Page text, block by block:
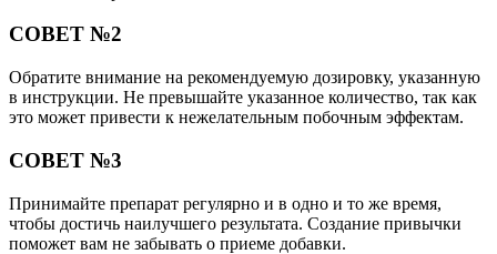
СОВЕТ №2
Обратите внимание на рекомендуемую дозировку, указанную
в инструкции. Не превышайте указанное количество, так как
это может привести к нежелательным побочным эффектам.
СОВЕТ №3
Принимайте препарат регулярно и в одно и то же время,
чтобы достичь наилучшего результата. Создание привычки
поможет вам не забывать о приеме добавки.